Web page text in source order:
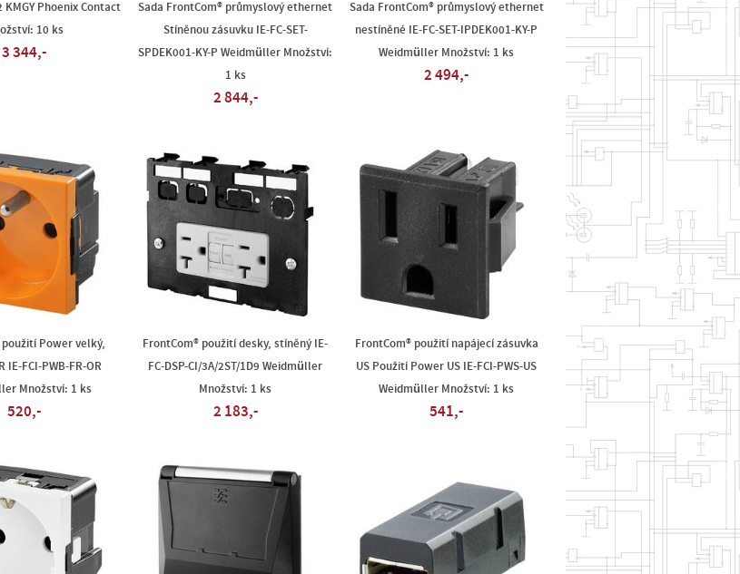
KMGY Phoenix Contact
10 ks
3 344,-
Sada FrontCom® průmyslový ethernet
Stíněnou zásuvku IE-FC-SET-
SPDEK001-KY-P Weidmüller Množství:
1 ks
2 844,-
Sada FrontCom® průmyslový ethernet
nestíněné IE-FC-SET-IPDEK001-KY-P
Weidmüller Množství: 1 ks
2 494,-
použití Power velký,
IE-FCI-PWB-FR-OR
Množství: 1 ks
520,-
FrontCom® použití desky, stíněný IE-
FC-DSP-CI/3A/2ST/1D9 Weidmüller
Množství: 1 ks
2 183,-
FrontCom® použití napájecí zásuvka
US Použití Power US IE-FCI-PWS-US
Weidmüller Množství: 1 ks
541,-